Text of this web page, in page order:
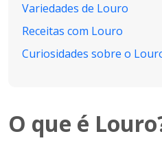
Variedades de Louro
Receitas com Louro
Curiosidades sobre o
O que é